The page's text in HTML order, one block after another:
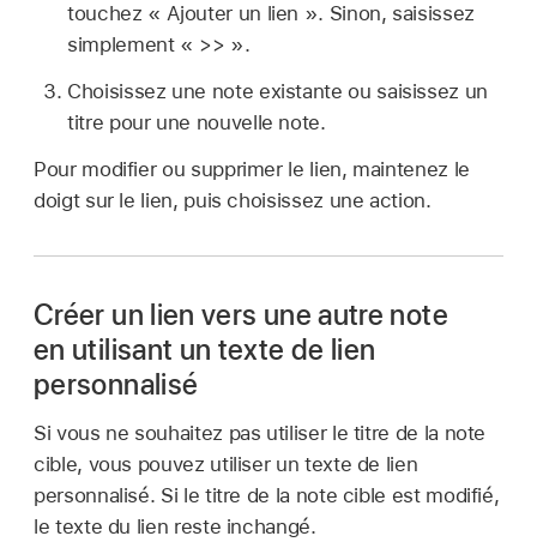
touchez « Ajouter un lien ». Sinon, saisissez
simplement « >> ».
Choisissez une note existante ou saisissez un
titre pour une nouvelle note.
Pour modifier ou supprimer le lien, maintenez le
doigt sur le lien, puis choisissez une action.
Créer un lien vers une autre note
en utilisant un texte de lien
personnalisé
Si vous ne souhaitez pas utiliser le titre de la note
cible, vous pouvez utiliser un texte de lien
personnalisé. Si le titre de la note cible est modifié,
le texte du lien reste inchangé.